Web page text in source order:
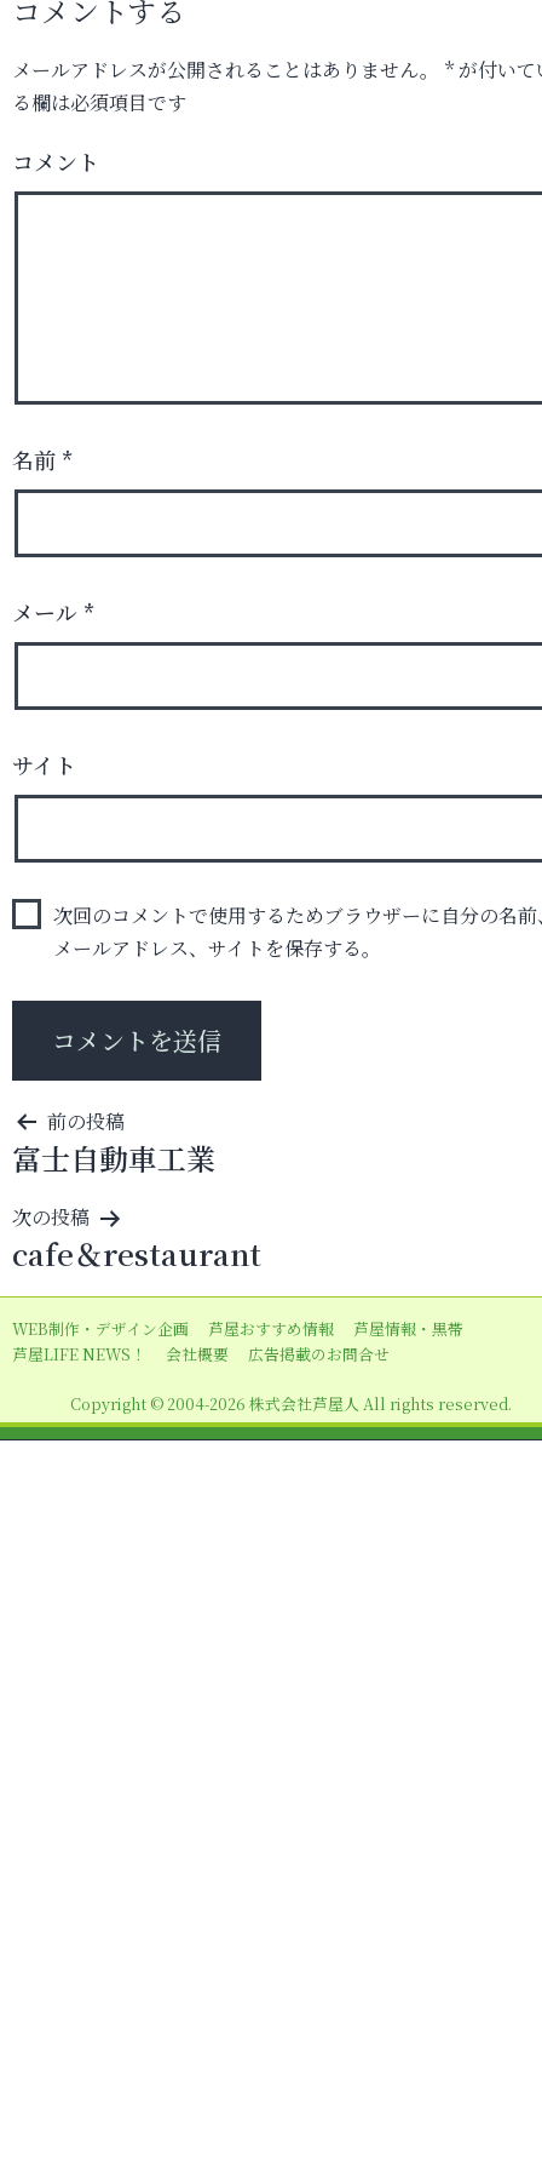
コメントする
メールアドレスが公開されることはありません。 *が付いて
る欄は必須項目です
コメント
名前 *
メール *
サイト
次回のコメントで使用するためブラウザーに自分の名前
メールアドレス、サイトを保存する。
投
稿
ナ
ビ
ゲ
ー
シ
ン
前の投稿
富士自動車工業
次の投稿
cafe＆restaurant
WEB制作・デザイン企画 芦屋おすすめ情報
芦屋情報・黒帯
芦屋LIFE NEWS！
会社概要 広告掲載のお問合せ
Copyright © 2004-2026 株式会社芦屋人 All rights reserved.